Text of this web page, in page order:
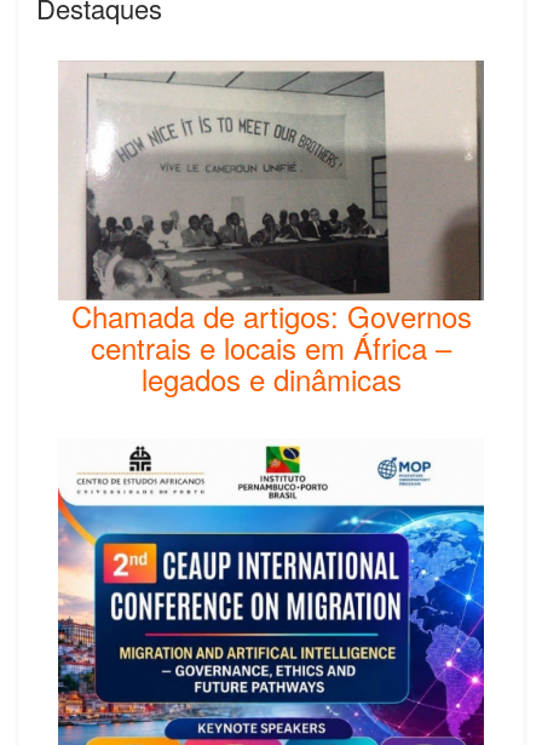
Destaques
Chamada de artigos: Governos
centrais e locais em África –
legados e dinâmicas